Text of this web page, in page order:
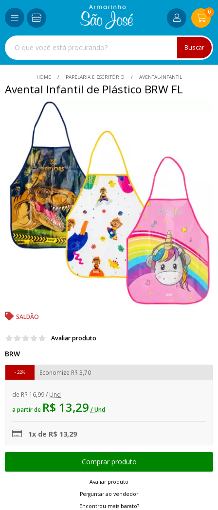
Buscar
0
HOME PAPELARIA E ESCRITÓRIO AVENTAL-INFANTIL
Avental Infantil de Plástico BRW FL
SALDÃO
Avaliar produto
BRW
de R$ 16,99/ Und
a partir de R$ 13,29 / Und
Economize R$ 3,70
22%
1x de R$ 13,29
Avaliar produto
Perguntar ao vendedor
Encontrou mais barato?